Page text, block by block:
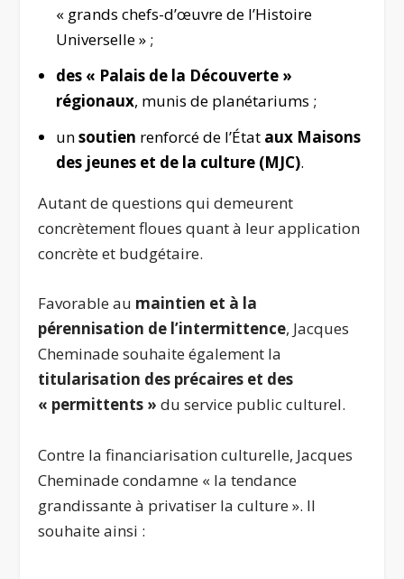
« grands chefs-d’œuvre de l’Histoire
Universelle » ;
des « Palais de la Découverte »
régionaux, munis de planétariums ;
unsoutien renforcé de l’État aux Maisons
des jeunes et de la culture (MJC).
Autant de questions qui demeurent
concrètement floues quant à leur application
concrète et budgétaire.
Favorable au maintien et à la
pérennisation de l’intermittence, Jacques
Cheminade souhaite également la
titularisation des précaires et des
« permittents » du service public culturel.
Contre la financiarisation culturelle, Jacques
Cheminade condamne « la tendance
grandissante à privatiser la culture ». Il
souhaite ainsi :